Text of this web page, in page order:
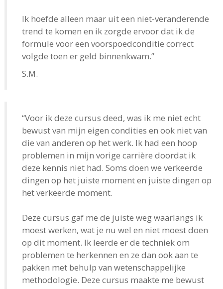
Ik hoefde alleen maar uit een niet-veranderende
trend te komen en ik zorgde ervoor dat ik de
formule voor een voorspoedconditie correct
volgde toen er geld binnenkwam.”
S.M.
“Voor ik deze cursus deed, was ik me niet echt
bewust van mijn eigen condities en ook niet van
die van anderen op het werk. Ik had een hoop
problemen in mijn vorige carrière doordat ik
deze kennis niet had. Soms doen we verkeerde
dingen op het juiste moment en juiste dingen op
het verkeerde moment.
Deze cursus gaf me de juiste weg waarlangs ik
moest werken, wat je nu wel en niet moest doen
op dit moment. Ik leerde er de techniek om
problemen te herkennen en ze dan ook aan te
pakken met behulp van wetenschappelijke
methodologie. Deze cursus maakte me bewust